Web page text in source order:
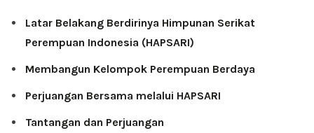
Latar Belakang Berdirinya Himpunan Serikat
Perempuan Indonesia (HAPSARI)
Membangun Kelompok Perempuan Berdaya
Perjuangan Bersama melalui HAPSARI
Tantangan dan Perjuangan